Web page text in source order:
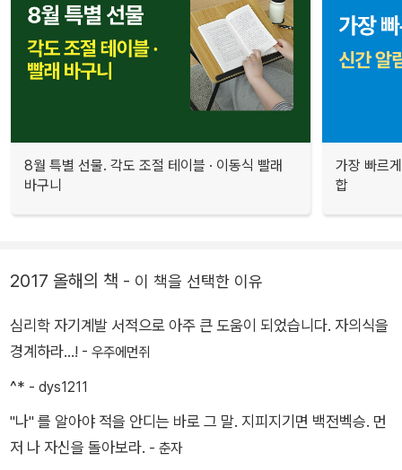
8월 특별 선물. 각도 조절 테이블 · 이동식 빨래
바구니
가장 빠르
합
2017 올해의 책 - 이 책을 선택한 이유
심리학 자기계발 서적으로 아주 큰 도움이 되었습니다. 자의식을
경계하라...! - 우주에먼쥐
^* - dys1211
"나" 를 알아야 적을 안디는 바로 그 말. 지피지기면 백전벡승. 먼
저 나 자신을 돌아보라. - 춘자